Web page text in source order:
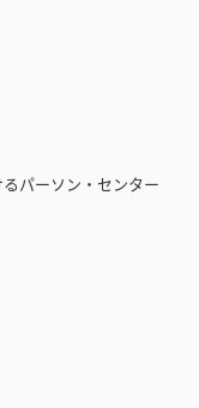
パーソン・センター